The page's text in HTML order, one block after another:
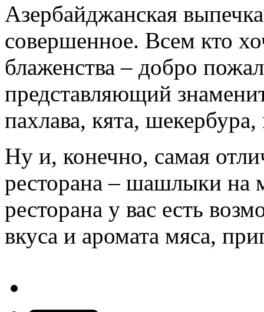
Азербайджанская
совершенное. Всем кто
блаженства – добро
представляющий
пахлава, кята,
Ну и, конечно, самая
ресторана – шашлыки на
ресторана у вас есть
вкуса и аромата мяса,